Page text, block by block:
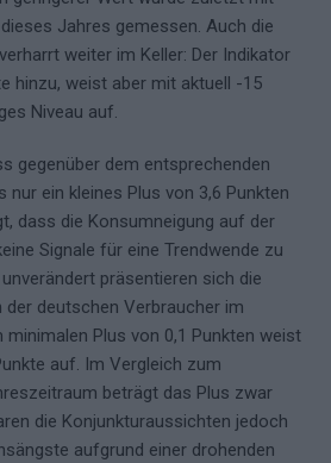
Jahres gemessen. Auch die
weiter im Keller: Der Indikator
hinzu, weist aber mit aktuell -15
Niveau auf.
gegenüber dem entsprechenden
ein kleines Plus von 3,6 Punkten
dass die Konsumneigung auf der
Signale für eine Trendwende zu
präsentieren sich die
der deutschen Verbraucher im
minimalen Plus von 0,1 Punkten weist
auf. Im Vergleich zum
beträgt das Plus zwar
die Konjunkturaussichten jedoch
aufgrund einer drohenden